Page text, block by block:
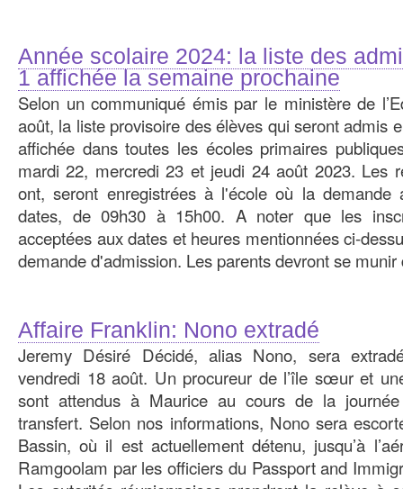
Année scolaire 2024: la liste des
1 affichée la semaine prochaine
Selon un communiqué émis par le ministère de
août, la liste provisoire des élèves qui seront admis
affichée dans toutes les écoles primaires
mardi 22, mercredi 23 et jeudi 24 août 2023. Les
ont, seront enregistrées à l'école où la
dates, de 09h30 à 15h00. A noter que les
acceptées aux dates et heures mentionnées ci-
demande d'admission. Les parents devront se munir
Affaire Franklin: Nono extradé
Jeremy Désiré Décidé, alias Nono, sera
vendredi 18 août. Un procureur de l’île sœur et
sont attendus à Maurice au cours de la
transfert. Selon nos informations, Nono sera
Bassin, où il est actuellement détenu, jusqu’à
Ramgoolam par les officiers du Passport and